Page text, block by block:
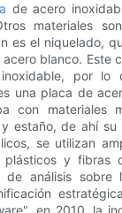
de acero
materiales
es el niquelado,
blanco. Este
por lo
una placa de
con materiales
estaño, de ahí su
se utilizan
plásticos y fibras
de análisis sobre